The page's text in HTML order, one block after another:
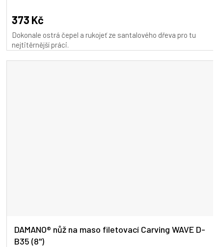
produktu
je
5,0
z
373 Kč
Dokonale ostrá čepel a rukojeť ze santalového dřeva pro tu
nejtitěrnější práci.
DAMANO® nůž na maso filetovací Carving WAVE D-
B35 (8")